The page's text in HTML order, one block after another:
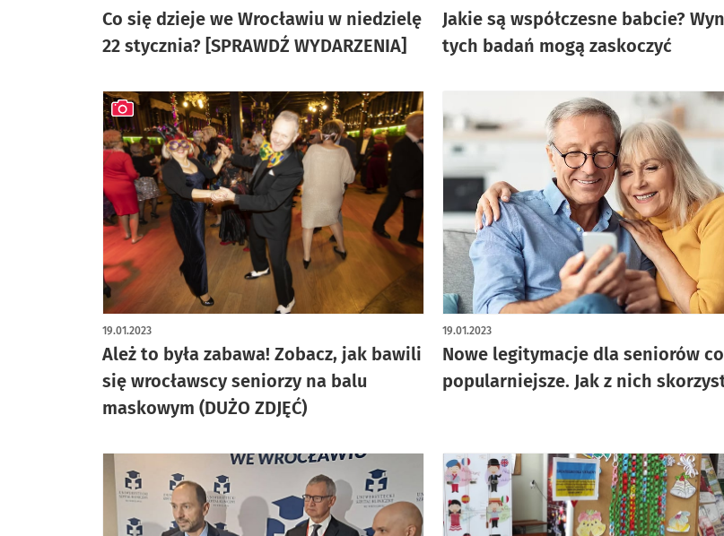
Co się dzieje we Wrocławiu w niedzielę
22 stycznia? [SPRAWDŹ WYDARZENIA]
Jakie są współczesne babcie?
tych badań mogą zaskoczyć
Ależ to była zabawa! Zobacz, jak bawili
się wrocławscy seniorzy na balu
maskowym (DUŻO ZDJĘĆ)
19.01.2023
artykuł z galerią zdjęć
Nowe legitymacje dla seniorów
popularniejsze. Jak z nich
19.01.2023